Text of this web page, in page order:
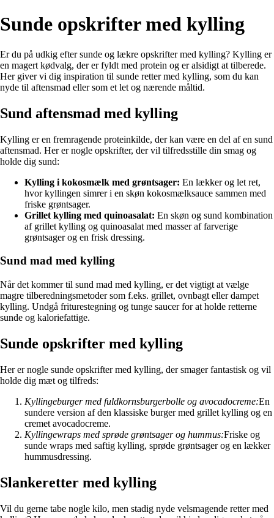
Sunde opskrifter med kylling
Er du på udkig efter sunde og lækre opskrifter med kylling? Kylling er
en magert kødvalg, der er fyldt med protein og er alsidigt at tilberede.
Her giver vi dig inspiration til sunde retter med kylling, som du kan
nyde til aftensmad eller som et let og nærende måltid.
Sund aftensmad med kylling
Kylling er en fremragende proteinkilde, der kan være en del af en sund
aftensmad. Her er nogle opskrifter, der vil tilfredsstille din smag og
holde dig sund:
Kylling i kokosmælk med grøntsager: En lækker og let ret,
hvor kyllingen simrer i en skøn kokosmælksauce sammen med
friske grøntsager.
Grillet kylling med quinoasalat: En skøn og sund kombination
af grillet kylling og quinoasalat med masser af farverige
grøntsager og en frisk dressing.
Sund mad med kylling
Når det kommer til sund mad med kylling, er det vigtigt at vælge
magre tilberedningsmetoder som f.eks. grillet, ovnbagt eller dampet
kylling. Undgå friturestegning og tunge saucer for at holde retterne
sunde og kaloriefattige.
Sunde opskrifter med kylling
Her er nogle sunde opskrifter med kylling, der smager fantastisk og vil
holde dig mæt og tilfreds:
Kyllingeburger med fuldkornsburgerbolle og avocadocreme:En
sundere version af den klassiske burger med grillet kylling og en
cremet avocadocreme.
Kyllingewraps med sprøde grøntsager og hummus:Friske og
sunde wraps med saftig kylling, sprøde grøntsager og en lækker
hummusdressing.
Slankeretter med kylling
Vil du gerne tabe nogle kilo, men stadig nyde velsmagende retter med